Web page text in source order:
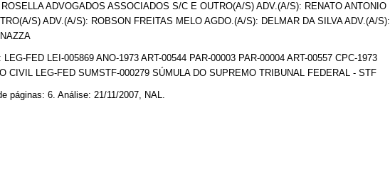
ADVOGADOS ASSOCIADOS S/C E OUTRO(A/S) ADV.(A/S): RENATO ANTONIO
S) ADV.(A/S): ROBSON FREITAS MELO AGDO.(A/S): DELMAR DA SILVA ADV.(A/S):
: LEG-FED LEI-005869 ANO-1973 ART-00544 PAR-00003 PAR-00004 ART-00557 CPC-1973
CIVIL LEG-FED SUMSTF-000279 SÚMULA DO SUPREMO TRIBUNAL FEDERAL - STF
páginas: 6. Análise: 21/11/2007, NAL.